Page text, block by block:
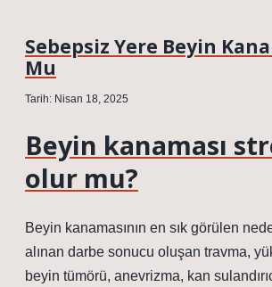
Sebepsiz Yere Beyin
Mu
Tarih: Nisan 18, 2025
Beyin kanaması
olur mu?
Beyin kanamasının en sık görülen
alınan darbe sonucu oluşan travma,
beyin tümörü, anevrizma, kan